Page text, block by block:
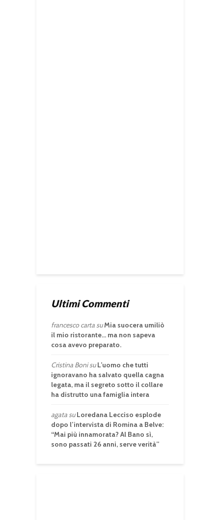
Ultimi Commenti
francesco cartasuMia suocera umiliò
il mio ristorante… ma non sapeva
cosa avevo preparato.
Cristina BonisuL’uomo che tutti
ignoravano ha salvato quella cagna
legata, ma il segreto sotto il collare
ha distrutto una famiglia intera
agatasuLoredana Lecciso esplode
dopo l’intervista di Romina a Belve:
“Mai più innamorata? Al Bano sì,
sono passati 26 anni, serve verità”